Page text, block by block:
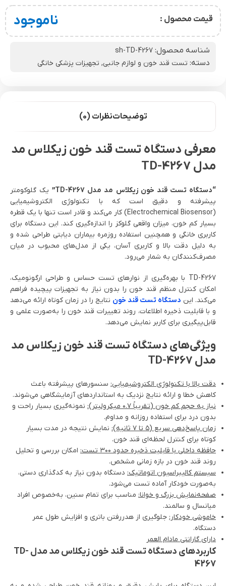
قیمت محصول : ناموجود
شناسه محصول: sh-TD-4267
دسته: تست قند خون و لوازم جانبی, تجهیزات پزشکی خانگی
توضیحاتنظرات (0)
معرفی دستگاه تست قند خون زیکلاس مد
مدل TD-4267
“دستگاه تست قند خون زیکلاس مد مدل TD-4267”
یک گلوکومتر
پیشرفته و دقیق است که با تکنولوژی الکتروشیمیایی
(Electrochemical Biosensor) کار می‌کند و قادر است تنها با یک قطره
بسیار کم خون، میزان واقعی گلوکز را اندازه‌گیری کند. این دستگاه برای
کاربری خانگی و همچنین استفاده روزمره بیماران دیابتی طراحی شده و
به دلیل دقت بالا و کاربری آسان، یکی از مدل‌های محبوب در میان
مصرف‌کنندگان به شمار می‌رود.
TD-4267 با بهره‌گیری از نوارهای تست حساس و طراحی ارگونومیک،
امکان کنترل منظم قند خون را بدون نیاز به تجهیزات پیچیده فراهم
می‌کند. این دستگاه تست قند خون نتایج را در زمان کوتاه ارائه می‌دهد
و با قابلیت ذخیره اطلاعات، روند تغییرات قند خون را به‌صورت علمی و
قابل‌پیگیری برای کاربر نمایش می‌دهد.
ویژگی‌های دستگاه تست قند خون زیکلاس مد
مدل TD-4267
دقت بالا با تکنولوژی الکتروشیمیایی: سنسورهای پیشرفته باعث
کاهش خطا و ارائه نتایج نزدیک به استانداردهای آزمایشگاهی می‌شوند.
نیاز به حجم کم خون (تقریباً ۰.۷ میکرولیتر):
نمونه‌گیری بسیار راحت و
بدون درد برای استفاده روزانه و مداوم.
زمان پاسخ‌دهی سریع (۵ تا ۷ ثانیه):
نمایش نتیجه در مدت بسیار
کوتاه برای کنترل لحظه‌ای قند خون.
حافظه داخلی با قابلیت ذخیره حدود ۳۰۰ تست:
امکان بررسی و تحلیل
روند قند خون در بازه زمانی مشخص.
سیستم کالیبراسیون اتوماتیک: دستگاه بدون نیاز به کدگذاری دستی،
به‌صورت خودکار آماده تست می‌شود.
صفحه‌نمایش بزرگ و خوانا: مناسب برای تمام سنین، به‌خصوص افراد
میانسال و سالمند.
خاموشی خودکار: جلوگیری از هدررفتن باتری و افزایش طول عمر
دستگاه.
دارای گارانتی مادام العمر
کاربردهای دستگاه تست قند خون زیکلاس مد مدل TD-
4267